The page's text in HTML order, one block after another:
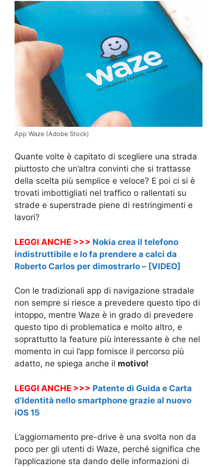
App Waze (Adobe Stock)
Quante volte è capitato di scegliere una strada
piuttosto che un’altra convinti che si trattasse
della scelta più semplice e veloce? E poi ci si è
trovati imbottigliati nel traffico o rallentati su
strade e superstrade piene di restringimenti e
lavori?
LEGGI ANCHE >>> Nokia crea il telefono
indistruttibile e lo fa prendere a calci da
Roberto Carlos per dimostrarlo – [VIDEO]
Con le tradizionali app di navigazione stradale
non sempre si riesce a prevedere questo tipo di
intoppo, mentre Waze è in grado di prevedere
questo tipo di problematica e molto altro, e
soprattutto la feature più interessante è che nel
momento in cui l’app fornisce il percorso più
adatto, ne spiega anche il motivo!
LEGGI ANCHE >>> Patente di Guida e Carta
d’Identità nello smartphone grazie al nuovo
iOS 15
L’aggiornamento pre-drive è una svolta non da
poco per gli utenti di Waze, perché significa che
l’applicazione sta dando delle informazioni di